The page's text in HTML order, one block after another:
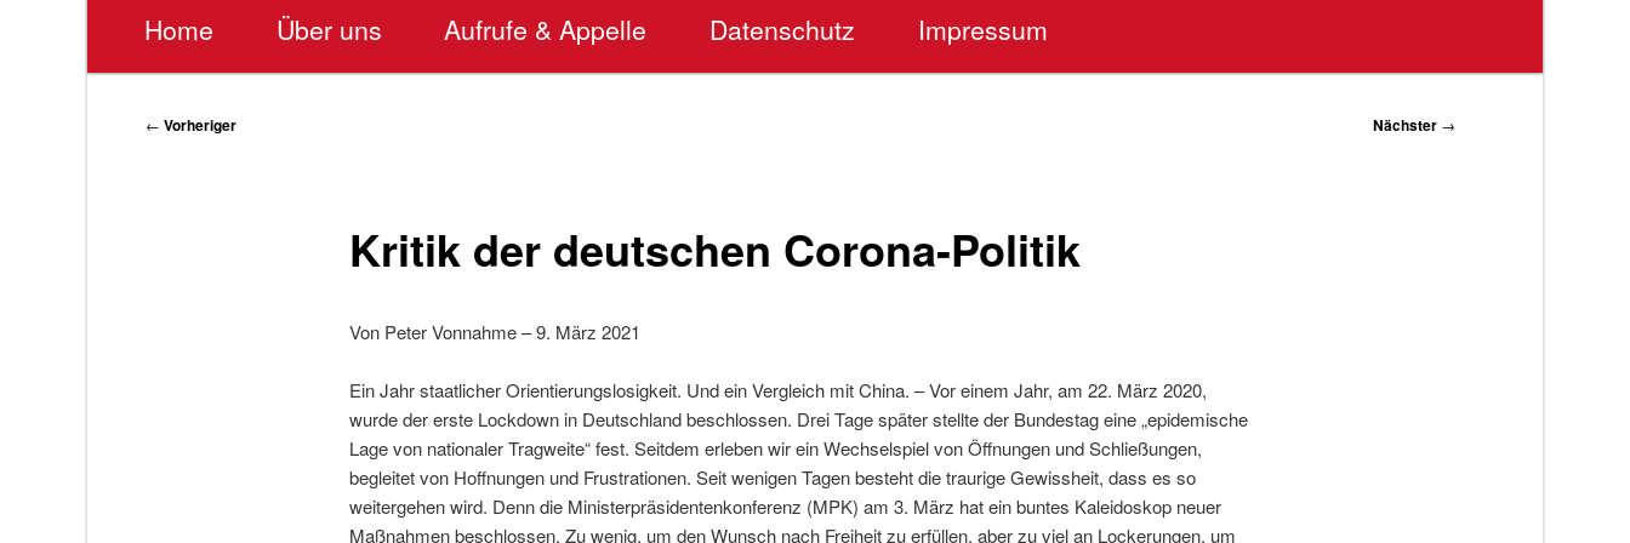
Home Über uns Aufrufe & Appelle Datenschutz Impressum
Beitragsnavigation
← Vorheriger Nächster →
Kritik der deutschen Corona-Politik
Von Peter Vonnahme – 9. März 2021
Ein Jahr staatlicher Orientierungslosigkeit. Und ein Vergleich mit China. – Vor einem Jahr, am 22. März 2020,
wurde der erste Lockdown in Deutschland beschlossen. Drei Tage später stellte der Bundestag eine „epidemische
Lage von nationaler Tragweite“ fest. Seitdem erleben wir ein Wechselspiel von Öffnungen und Schließungen,
begleitet von Hoffnungen und Frustrationen. Seit wenigen Tagen besteht die traurige Gewissheit, dass es so
weitergehen wird. Denn die Ministerpräsidentenkonferenz (MPK) am 3. März hat ein buntes Kaleidoskop neuer
Maßnahmen beschlossen. Zu wenig, um den Wunsch nach Freiheit zu erfüllen, aber zu viel an Lockerungen, um